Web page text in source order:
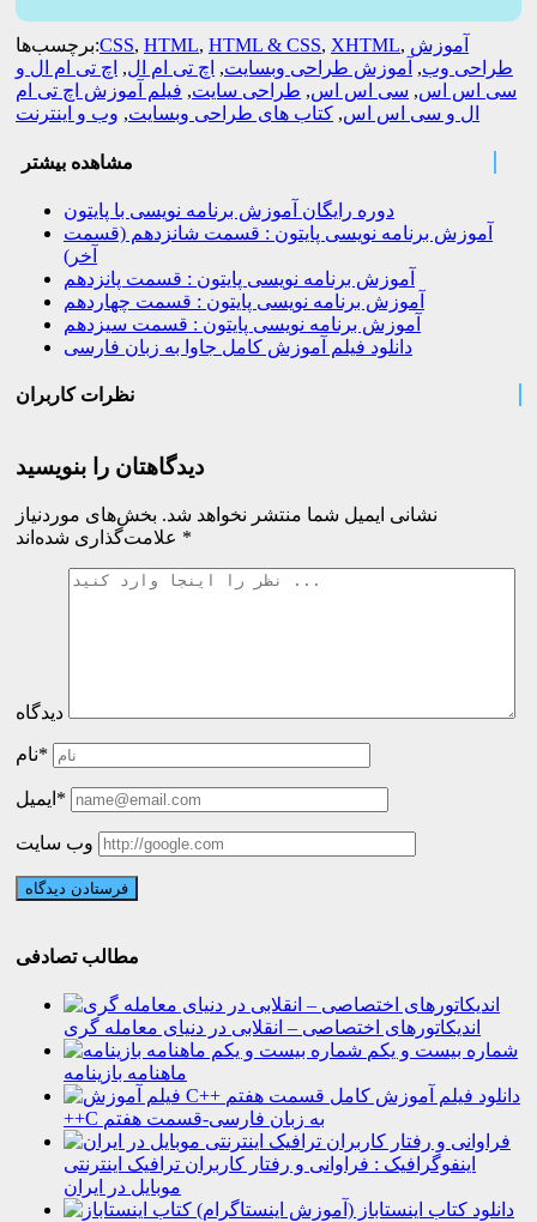
برچسب‌ها:CSS, HTML, HTML & CSS, XHTML, آموزش
طراحی وب, آموزش طراحی وبسایت, اچ تی ام ال, اچ تی ام ال و
سی اس اس, سی اس اس, طراحی سایت, فیلم آموزش اچ تی ام
ال و سی اس اس, کتاب های طراحی وبسایت, وب و اینترنت
مشاهده بیشتر
دوره رایگان آموزش برنامه نویسی با پایتون
آموزش برنامه نویسی پایتون : قسمت شانزدهم (قسمت
آخر)
آموزش برنامه نویسی پایتون : قسمت پانزدهم
آموزش برنامه نویسی پایتون : قسمت چهاردهم
آموزش برنامه نویسی پایتون : قسمت سیزدهم
دانلود فیلم آموزش کامل جاوا به زبان فارسی
نظرات کاربران
دیدگاهتان را بنویسید
نشانی ایمیل شما منتشر نخواهد شد. بخش‌های موردنیاز
*
دیدگاه
نام*
ایمیل*
وب سایت
مطالب تصادفی
اندیکاتورهای اختصاصی – انقلابی در دنیای معامله گری
شماره بیست و یکم
ماهنامه بازینامه
دانلود فیلم آموزش کامل
++C به زبان فارسی-قسمت هفتم
اینفوگرافیک : فراوانی و رفتار کاربران ترافیک اینترنتی
موبایل در ایران
دانلود کتاب اینستاباز (آموزش اینستاگرام)